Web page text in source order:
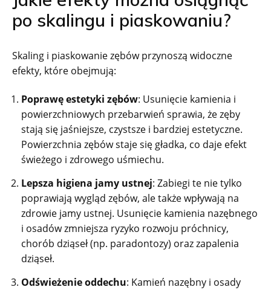
po skalingu i piaskowaniu?
Skaling i piaskowanie zębów przynoszą widoczne
efekty, które obejmują:
Poprawę estetyki zębów: Usunięcie kamienia i
powierzchniowych przebarwień sprawia, że zęby
stają się jaśniejsze, czystsze i bardziej estetyczne.
Powierzchnia zębów staje się gładka, co daje efekt
świeżego i zdrowego uśmiechu.
Lepsza higiena jamy ustnej: Zabiegi te nie tylko
poprawiają wygląd zębów, ale także wpływają na
zdrowie jamy ustnej. Usunięcie kamienia nazębnego
i osadów zmniejsza ryzyko rozwoju próchnicy,
chorób dziąseł (np. paradontozy) oraz zapalenia
dziąseł.
Odświeżenie oddechu: Kamień nazębny i osady